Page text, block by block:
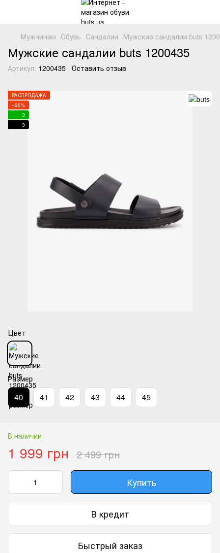
Мужчинам Обувь Сандалии Мужские сандалии buts
Мужские сандалии buts 1200435
Артикул: 1200435 Оставить отзыв
РАСПРОДАЖА
−20%
3
3
Цвет
Размер
40 41 42 43 44 45
В наличии
1 999 грн 2 499 грн
Купить
В кредит
Быстрый заказ